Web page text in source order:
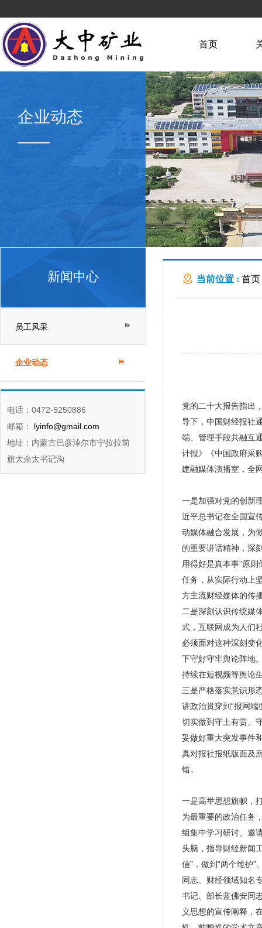
首页
企业动态
新闻中心
员工风采
企业动态
电话：0472-5250886
邮箱：
lyinfo@gmail.com
地址：内蒙古巴彦淖尔市宁拉拉前
旗大佘太书记沟
当前位置 : 首页
党的二十大报告指出
导下，中国财经报社
端、管理手段共融互
计报》《中国政府采
建融媒体演播室，全
一是加强对党的创新
近平总书记在全国宣
动媒体融合发展，为
的重要讲话精神，深
用得好是真本事”原
任务，从实际行动上
方主流财经媒体的传
二是深刻认识传统媒
式，互联网成为人们
必须面对这种深刻变
下守好守牢舆论阵地
持续在短视频等舆论
三是严格落实意识形
讲政治贯穿到“报网
切实做到守土有责、
妥做好重大突发事件
真对报社报纸版面及
错。
一是高举思想旗帜，
为最重要的政治任务
组集中学习研讨、邀
头脑，指导财经新闻
信”，做到“两个维护
同志、财经领域知名
书记、部长蓝佛安同
义思想的宣传阐释，